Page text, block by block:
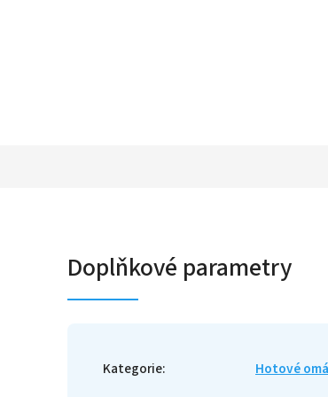
Doplňkové parametry
Kategorie: Hotové